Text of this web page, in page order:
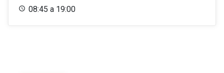
08:45 a 19:00